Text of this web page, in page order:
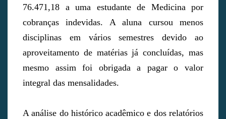
76.471,18 a uma estudante de Medicina por
cobranças indevidas. A aluna cursou menos
disciplinas em vários semestres devido ao
aproveitamento de matérias já concluídas, mas
mesmo assim foi obrigada a pagar o valor
integral das mensalidades.
A análise do histórico acadêmico e dos relatórios